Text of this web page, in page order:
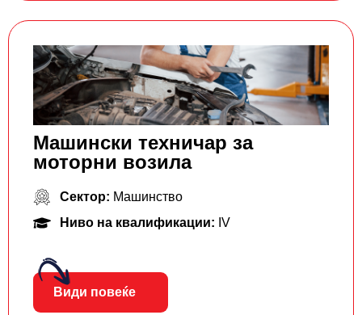
Машински техничар за
моторни возила
Сектор: Машинство
Ниво на квалификации: IV
Види повеќе